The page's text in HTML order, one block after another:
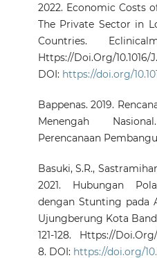
2022. Economic Costs
The Private Sector in
Countries.
Https://Doi.Org/10.1016/
DOI: https://doi.org/
Bappenas. 2019.
Menengah
Perencanaan
Basuki, S.R.,
2021. Hubungan
dengan Stunting pada
Ujungberung Kota
121-128. Https://Doi.Org/
8. DOI: https://doi.org/